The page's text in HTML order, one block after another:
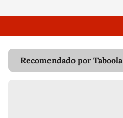
Recomendado por Taboola